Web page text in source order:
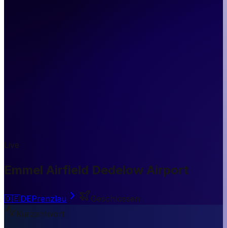
Live
Emmel Airfield Dedelow Airport
🇩🇪DEPrenzlau
Geschlossen
Kurzantwort